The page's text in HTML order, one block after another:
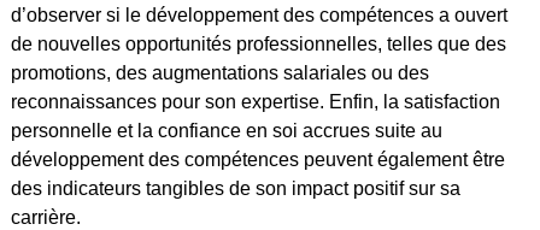
d’observer si le développement des compétences a ouvert
de nouvelles opportunités professionnelles, telles que des
promotions, des augmentations salariales ou des
reconnaissances pour son expertise. Enfin, la satisfaction
personnelle et la confiance en soi accrues suite au
développement des compétences peuvent également être
des indicateurs tangibles de son impact positif sur sa
carrière.